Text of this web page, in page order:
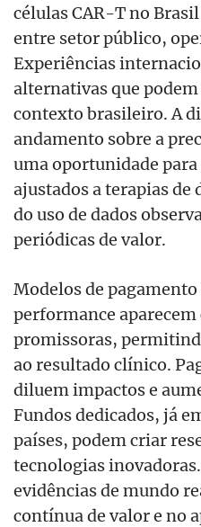
células CAR-T no
entre setor público,
Experiências
alternativas que podem
contexto brasileiro. A
andamento sobre a
uma oportunidade
ajustados a terapias de
do uso de dados
periódicas de valor.
Modelos de pagamento
performance
promissoras,
ao resultado clínico.
diluem impactos e
Fundos dedicados, já
países, podem criar
tecnologias
evidências de mundo
contínua de valor e no